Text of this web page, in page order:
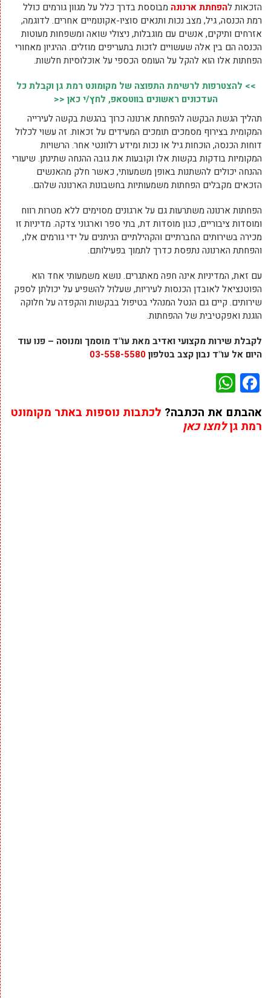
הזכאות להפחתת ארנונה מבוססת בדרך כלל על מגוון גורמים כולל
רמת הכנסה, גיל, מצב נכות ותנאים סוציו-אקונומיים אחרים. לדוגמה,
אזרחים ותיקים, אנשים עם מוגבלות, ניצולי שואה ומשפחות מעוטות
הכנסה הם בין אלה שעשויים לזכות בתעריפים מוזלים. ההיגיון מאחורי
הפחתות אלו הוא להקל על העומס הכספי על אוכלוסיות חלשות.
>> להצטרפות לרשימת התפוצה של מקומונט רמת גן וקבלת כל
העדכונים ראשונים בווטסאפ, לחץ/י כאן <<
תהליך הגשת הבקשה להפחתת ארנונה כרוך בהגשת בקשה לעירייה
המקומית בצירוף מסמכים תומכים המעידים על זכאות. זה עשוי לכלול
דוחות הכנסה, הוכחות גיל או נכות ומידע רלוונטי אחר. הרשויות
המקומיות בודקות בקשות אלו וקובעות את גובה ההנחה שתינתן. שיעורי
ההנחה יכולים להשתנות באופן משמעותי, כאשר חלק מהאנשים
הזכאים מקבלים הפחתות משמעותיות בחשבונות הארנונה שלהם.
הפחתות ארנונה משתרעות גם על ארגונים מסוימים ללא מטרות רווח
ומוסדות ציבוריים, כגון מוסדות דת, בתי ספר וארגוני צדקה. מדיניות זו
מכירה בשירותים החברתיים והקהילתיים הניתנים על ידי גורמים אלו,
והפחתת הארנונה נתפסת כדרך לתמוך בפעילותם.
עם זאת, המדיניות אינה חפה מאתגרים. נושא משמעותי אחד הוא
הפוטנציאל לאובדן הכנסות לעיריות, שעלול להשפיע על יכולתן לספק
שירותים. קיים גם הנטל המנהלי בטיפול בבקשות והקפדה על חלוקה
הוגנת ואפקטיבית של ההפחתות.
לקבלת שירות מקצועי ואדיב מאת עו"ד מוסמך ומנוסה – פנו עוד
היום אל עו"ד נבון קצב בטלפון03-558-5580
Facebook
אהבתם את הכתבה? לכתבות נוספות באתר מקומונט
רמת גןלחצו כאן